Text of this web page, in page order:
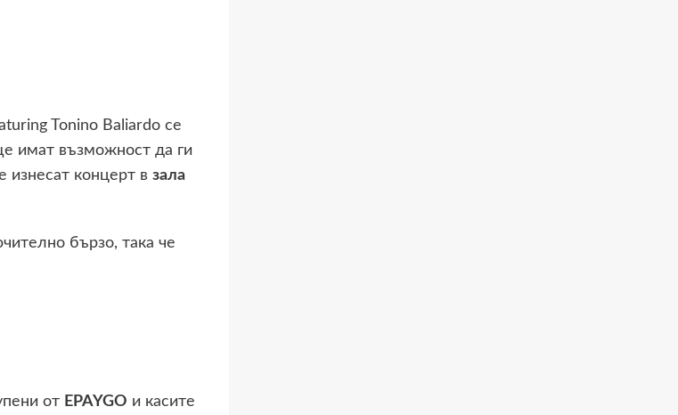
Tonino Baliardo се
имат възможност да ги
изнесат концерт в зала
бързо, така че
от EPAYGO и касите